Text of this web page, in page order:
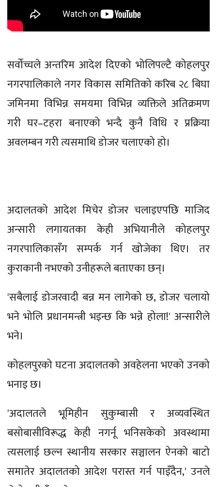
सर्वोच्चले अन्तरिम आदेश दिएको भोलिपल्टै कोहलपुर
नगरपालिकाले नगर विकास समितिको करिब २८ बिघा
जमिनमा विभिन्न समयमा विभिन्न व्यक्तिले अतिक्रमण
गरी घर–टहरा बनाएको भन्दै कुनै विधि र प्रक्रिया
अवलम्बन गरी त्यसमाथि डोजर चलाएको हो।
अदालतको आदेश मिचेर डोजर चलाइएपछि माजिद
अन्सारी लगायतका केही अभियानीले कोहलपुर
नगरपालिकासँग सम्पर्क गर्न खोजेका थिए। तर
कुराकानी नभएको उनीहरूले बताएका छन्।
'सबैलाई डोजरवादी बन्न मन लागेको छ, डोजर चलायो
भने भोलि प्रधानमन्त्री भइन्छ कि भन्ने होला!' अन्सारीले
भने।
कोहलपुरको घटना अदालतको अवहेलना भएको उनको
भनाइ छ।
'अदालतले भूमिहीन सुकुम्बासी र अव्यवस्थित
बसोबासीविरूद्ध केही नगर्नू भनिसकेको अवस्थामा
त्यसलाई छल्न स्थानीय सरकार सञ्चालन ऐनको बाटो
समातेर अदालतको आदेश परास्त गर्न पाइँदैन,' उनले